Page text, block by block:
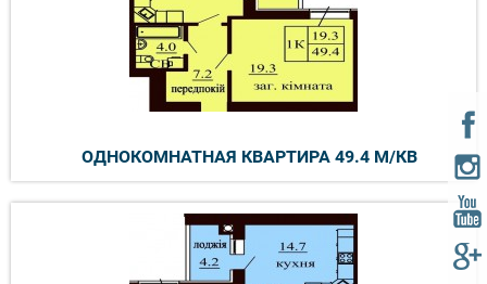
ОДНОКОМНАТНАЯ КВАРТИРА 49.4 М/КВ